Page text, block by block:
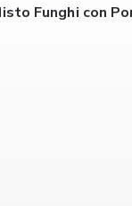
Funghi con